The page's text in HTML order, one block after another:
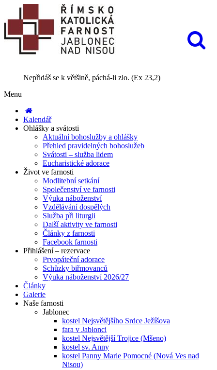
Nepřidáš se k většině, páchá-li zlo. (Ex 23,2)
Menu
Kalendář
Ohlášky a svátosti
Aktuální bohoslužby a ohlášky
Přehled pravidelných bohoslužeb
Svátosti – služba lidem
Eucharistické adorace
Život ve farnosti
Modlitební setkání
Společenství ve farnosti
Výuka náboženství
Vzdělávání dospělých
Služba při liturgii
Další aktivity ve farnosti
Články z farnosti
Facebook farnosti
Přihlášení – rezervace
Prvopáteční adorace
Schůzky biřmovanců
Výuka náboženství 2026/27
Články
Galerie
Naše farnosti
Jablonec
kostel Nejsvětějšího Srdce Ježíšova
fara v Jablonci
kostel Nejsvětější Trojice (Mšeno)
kostel sv. Anny
kostel Panny Marie Pomocné (Nová Ves nad
Nisou)